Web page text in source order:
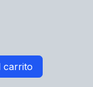
carrito